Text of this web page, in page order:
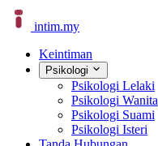
intim.my
Keintiman
Psikologi
Psikologi Lelaki
Psikologi Wanita
Psikologi Suami
Psikologi Isteri